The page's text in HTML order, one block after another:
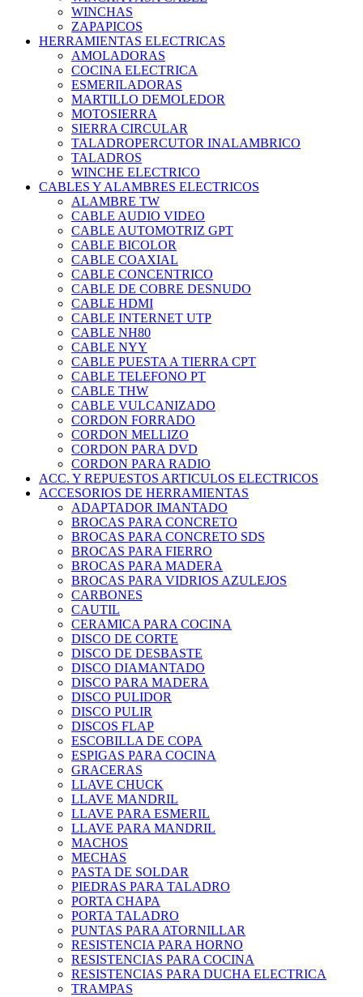
WINCHAS
ZAPAPICOS
HERRAMIENTAS ELECTRICAS
AMOLADORAS
COCINA ELECTRICA
ESMERILADORAS
MARTILLO DEMOLEDOR
MOTOSIERRA
SIERRA CIRCULAR
TALADROPERCUTOR INALAMBRICO
TALADROS
WINCHE ELECTRICO
CABLES Y ALAMBRES ELECTRICOS
ALAMBRE TW
CABLE AUDIO VIDEO
CABLE AUTOMOTRIZ GPT
CABLE BICOLOR
CABLE COAXIAL
CABLE CONCENTRICO
CABLE DE COBRE DESNUDO
CABLE HDMI
CABLE INTERNET UTP
CABLE NH80
CABLE NYY
CABLE PUESTA A TIERRA CPT
CABLE TELEFONO PT
CABLE THW
CABLE VULCANIZADO
CORDON FORRADO
CORDON MELLIZO
CORDON PARA DVD
CORDON PARA RADIO
ACC. Y REPUESTOS ARTICULOS ELECTRICOS
ACCESORIOS DE HERRAMIENTAS
ADAPTADOR IMANTADO
BROCAS PARA CONCRETO
BROCAS PARA CONCRETO SDS
BROCAS PARA FIERRO
BROCAS PARA MADERA
BROCAS PARA VIDRIOS AZULEJOS
CARBONES
CAUTIL
CERAMICA PARA COCINA
DISCO DE CORTE
DISCO DE DESBASTE
DISCO DIAMANTADO
DISCO PARA MADERA
DISCO PULIDOR
DISCO PULIR
DISCOS FLAP
ESCOBILLA DE COPA
ESPIGAS PARA COCINA
GRACERAS
LLAVE CHUCK
LLAVE MANDRIL
LLAVE PARA ESMERIL
LLAVE PARA MANDRIL
MACHOS
MECHAS
PASTA DE SOLDAR
PIEDRAS PARA TALADRO
PORTA CHAPA
PORTA TALADRO
PUNTAS PARA ATORNILLAR
RESISTENCIA PARA HORNO
RESISTENCIAS PARA COCINA
RESISTENCIAS PARA DUCHA ELECTRICA
TRAMPAS